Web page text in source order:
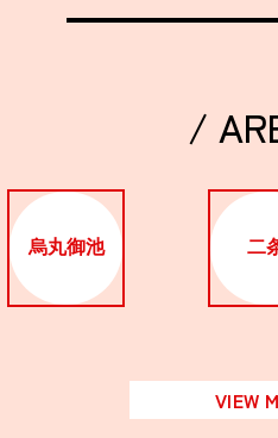
/
烏丸御池 二
VIEW